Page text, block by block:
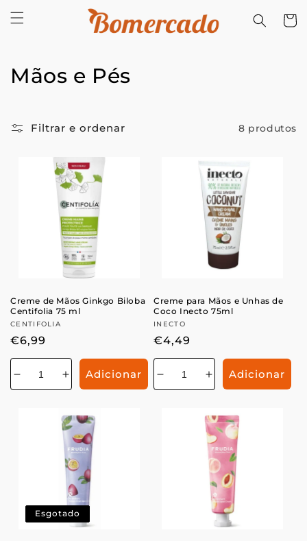
para o
conteúdo
C
l
Mãos e Pés
Filtrar e ordenar 8 produtos
Creme de Mãos Ginkgo Biloba
Centifolia 75 ml
Fornecedor:
CENTIFOLIA
Preço
normal
€6,99
Diminuir
a
Aumentar
a
de
Adicionar
Creme para Mãos e Unhas de
Coco Inecto 75ml
Fornecedor:
INECTO
Preço
normal
€4,49
Diminuir
a
Aumentar
a
de
Adicionar
Esgotado